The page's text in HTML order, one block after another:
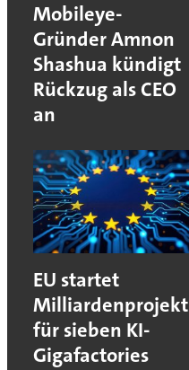
Mobileye-
Gründer Amnon
Shashua kündigt
Rückzug als CEO
an
EU startet
Milliardenprojekt
für sieben KI-
Gigafactories